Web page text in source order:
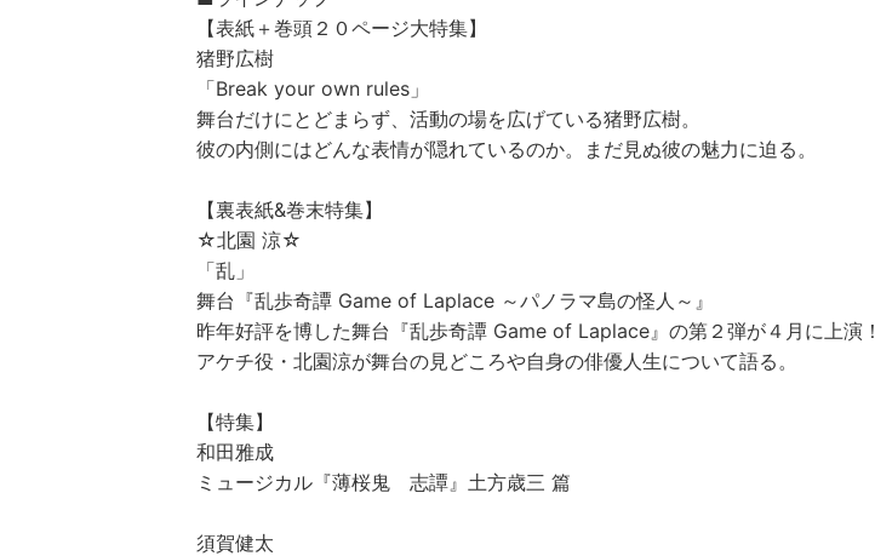
【表紙＋巻頭２０ページ大特集】
猪野広樹
「Break your own rules」
舞台だけにとどまらず、活動の場を広げている猪野広樹。
彼の内側にはどんな表情が隠れているのか。まだ見ぬ彼の魅力に迫る。
【裏表紙&巻末特集】
☆北園 涼☆
「乱」
舞台『乱歩奇譚 Game of Laplace ～パノラマ島の怪人～』
昨年好評を博した舞台『乱歩奇譚 Game of Laplace』の第２弾が４月に上演！
アケチ役・北園涼が舞台の見どころや自身の俳優人生について語る。
【特集】
和田雅成
ミュージカル『薄桜鬼 志譚』土方歳三 篇
須賀健太